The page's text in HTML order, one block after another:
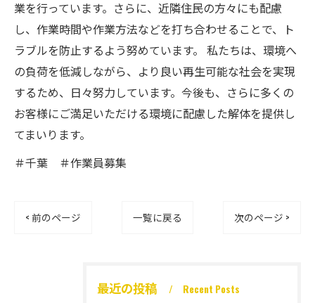
業を行っています。さらに、近隣住民の方々にも配慮
し、作業時間や作業方法などを打ち合わせることで、ト
ラブルを防止するよう努めています。 私たちは、環境へ
の負荷を低減しながら、より良い再生可能な社会を実現
するため、日々努力しています。今後も、さらに多くの
お客様にご満足いただける環境に配慮した解体を提供し
てまいります。
＃千葉 ＃作業員募集
< 前のページ 一覧に戻る 次のページ >
最近の投稿 Recent Posts